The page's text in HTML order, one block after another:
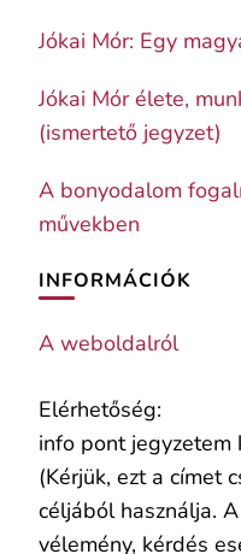
Jókai Mór: Egy
Jókai Mór élete,
(ismertető jegyzet)
A bonyodalom
művekben
INFORMÁCIÓK
A weboldalról
Elérhetőség:
info pont jegyzetem
(Kérjük, ezt a címet
céljából használja.
vélemény, kérdés